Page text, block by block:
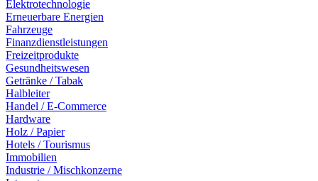
Elektrotechnologie
Erneuerbare Energien
Fahrzeuge
Finanzdienstleistungen
Freizeitprodukte
Gesundheitswesen
Getränke / Tabak
Halbleiter
Handel / E-Commerce
Hardware
Holz / Papier
Hotels / Tourismus
Immobilien
Industrie / Mischkonzerne